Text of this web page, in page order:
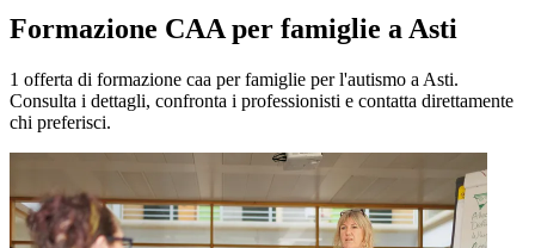
Formazione CAA per famiglie a Asti
1 offerta di formazione caa per famiglie per l'autismo a Asti.
Consulta i dettagli, confronta i professionisti e contatta direttamente
chi preferisci.